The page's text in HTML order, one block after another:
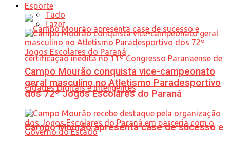
Campo Mourão apresenta case de sucesso e
Esporte
Tudo
Lazer
Campo Mourão conquista vice-campeonato
geral masculino no Atletismo Paradesportivo
dos 72º Jogos Escolares do Paraná